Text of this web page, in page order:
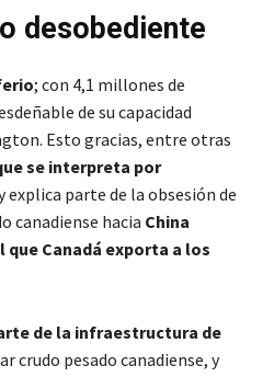
desobediente
; con 4,1 millones de
de su capacidad
Esto gracias, entre otras
se interpreta por
explica parte de la obsesión de
canadiense hacia China
Canadá exporta a los
de la infraestructura de
crudo pesado canadiense, y